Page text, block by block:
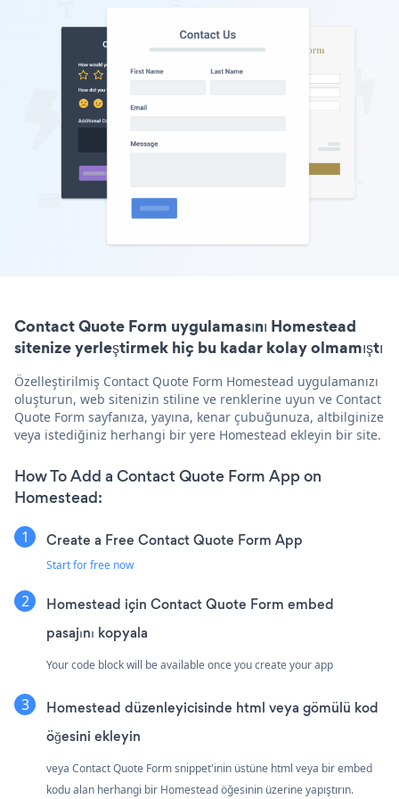
Contact Quote Form uygulamasını Homestead
sitenize yerleştirmek hiç bu kadar kolay olmamıştı
Özelleştirilmiş Contact Quote Form Homestead uygulamanızı
oluşturun, web sitenizin stiline ve renklerine uyun ve Contact
Quote Form sayfanıza, yayına, kenar çubuğunuza, altbilginize
veya istediğiniz herhangi bir yere Homestead ekleyin bir site.
How To Add a Contact Quote Form App on
Homestead:
Create a Free Contact Quote Form App
Start for free now
Homestead için Contact Quote Form embed
pasajını kopyala
Your code block will be available once you create your app
Homestead düzenleyicisinde html veya gömülü kod
öğesini ekleyin
veya Contact Quote Form snippet'inin üstüne html veya bir embed
kodu alan herhangi bir Homestead öğesinin üzerine yapıştırın.